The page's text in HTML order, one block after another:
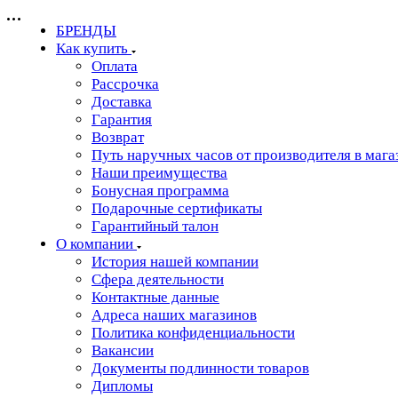
БРЕНДЫ
Как купить
Оплата
Рассрочка
Доставка
Гарантия
Возврат
Путь наручных часов от производителя в
Наши преимущества
Бонусная программа
Подарочные сертификаты
Гарантийный талон
О компании
История нашей компании
Сфера деятельности
Контактные данные
Адреса наших магазинов
Политика конфиденциальности
Вакансии
Документы подлинности товаров
Дипломы